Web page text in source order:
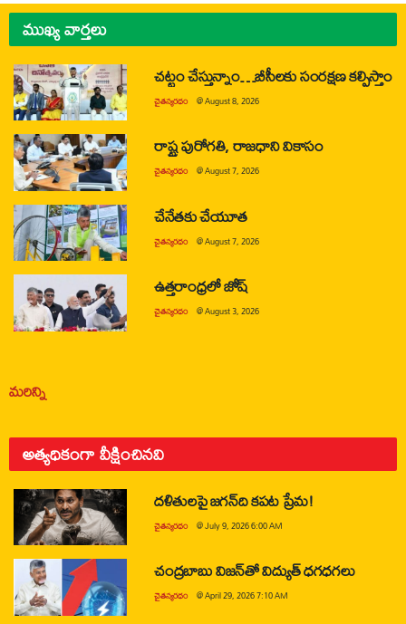
ముఖ్య వార్తలు
చట్టం చేస్తున్నాం…బీసీలకు సంరక్షణ కల్పిస్తాం
చైతన్యరధం @August 8, 2026
రాష్ట్ర పురోగతి, రాజధాని వికాసం
చైతన్యరధం @August 7, 2026
చేనేతకు చేయూత
చైతన్యరధం @August 7, 2026
ఉత్తరాంధ్రలో జోష్
చైతన్యరధం @August 3, 2026
మరిన్ని
అత్యధికంగా వీక్షించినవి
దళితులపై జగన్‌ది కపట ప్రేమ!
చైతన్యరధం @July 9, 2026 6:00 AM
చంద్రబాబు విజన్‌తో విద్యుత్ ధగధగలు
చైతన్యరధం @April 29, 2026 7:10 AM